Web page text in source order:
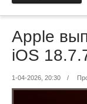
Apple
iOS
1-04-2026, 20:30 /